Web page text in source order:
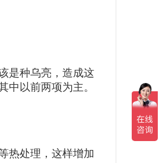
是种乌亮，造成这
中以前两项为主。
热处理，这样增加